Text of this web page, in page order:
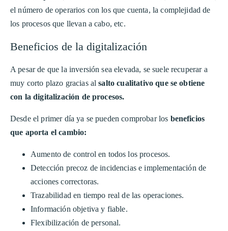
el número de operarios con los que cuenta, la complejidad de
los procesos que llevan a cabo, etc.
Beneficios de la digitalización
A pesar de que la inversión sea elevada, se suele recuperar a
muy corto plazo gracias alsalto cualitativo que se obtiene
con la digitalización de procesos.
Desde el primer día ya se pueden comprobar los beneficios
que aporta el cambio:
Aumento de control en todos los procesos.
Detección precoz de incidencias e implementación de
acciones correctoras.
Trazabilidad en tiempo real de las operaciones.
Información objetiva y fiable.
Flexibilización de personal.